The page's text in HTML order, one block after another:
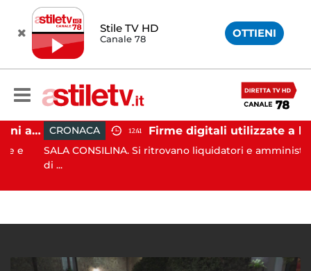
Stile TV HD
Canale 78 OTTIENI
Cinghiali sempre più vicini all'uomo: nel Cilento una famigliola arriva fino alla spiaggia CRONACA 12:41
SALA CONSILINA. Si ritrovano liquidatori e amministratori